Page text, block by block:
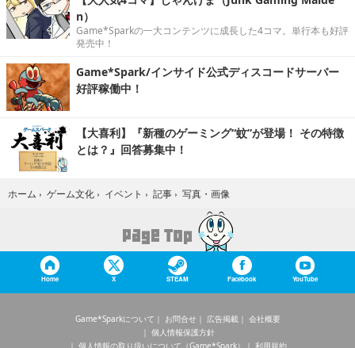
n）
Game*Sparkの一大コンテンツに成長した4コマ。単行本も好評
発売中！
Game*Spark/インサイド公式ディスコードサーバー
好評稼働中！
【大喜利】『新種のゲーミング“蚊”が登場！ その特徴
とは？』回答募集中！
ホーム › ゲーム文化 › イベント › 記事 › 写真・画像
Home X STEAM Facebook YouTube
Game*Sparkについて お問合せ 広告掲載
会社概要
個人情報保護方針
個人情報の取り扱いについて（Game*Spark）
利用規約